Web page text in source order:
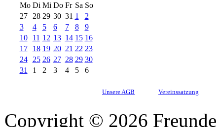
Mo Di Mi Do Fr Sa So
27
28 29 30 31 1
2
3
4 5 6 7 8
9
10
11 12 13 14 15 16
17
18 19 20 21 22 23
24
25 26 27 28 29 30
31
1 2 3 4 5 6
Unsere AGB Vereinssatzung
Copyright © 2026